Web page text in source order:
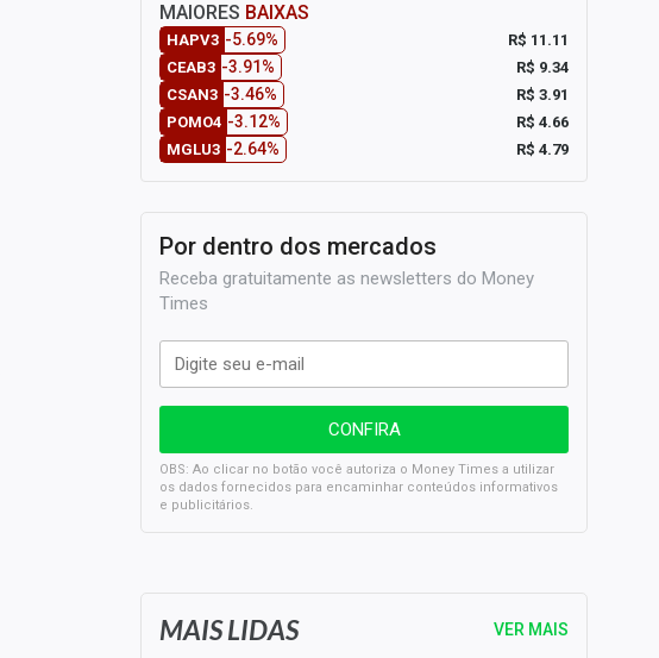
MAIORES BAIXAS
HAPV3 -5.69%
R$ 11.11
CEAB3 -3.91%
R$ 9.34
CSAN3 -3.46%
R$ 3.91
POMO4 -3.12%
R$ 4.66
MGLU3 -2.64% R$ 4.79
Por dentro dos mercados
Receba gratuitamente as newsletters do Money
Times
OBS: Ao clicar no botão você autoriza o Money Times a utilizar
os dados fornecidos para encaminhar conteúdos informativos
e publicitários.
SELIC em 14%: A repercussão da decisão sobre os JUROS
MAIS LIDAS VER MAIS